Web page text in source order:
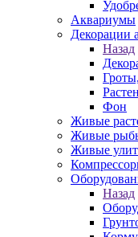
Аквариумы
Декорации
Назад
Фон
Живые
Живые
Живые
Назад